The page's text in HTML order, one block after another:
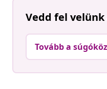
Vedd fel
Tovább a